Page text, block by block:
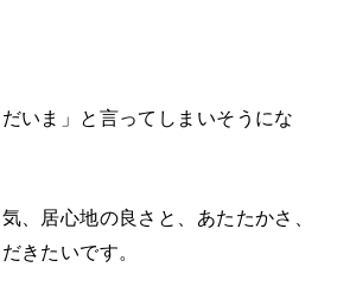
いま」と言ってしまいそうにな
、居心地の良さと、あたたかさ、
きたいです。